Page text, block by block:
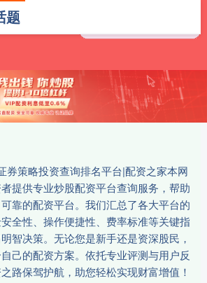
券策略投资查询排名平台|配资之家本网
提供专业炒股配资平台查询服务，帮助
靠的配资平台。我们汇总了各大平台的
全性、操作便捷性、费率标准等关键指
智决策。无论您是新手还是资深股民，
己的配资方案。依托专业评测与用户反
路保驾护航，助您轻松实现财富增值！
题